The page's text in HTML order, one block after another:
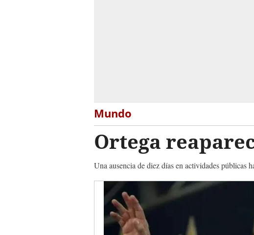
Mundo
Ortega
Una ausencia de diez días en actividades públicas